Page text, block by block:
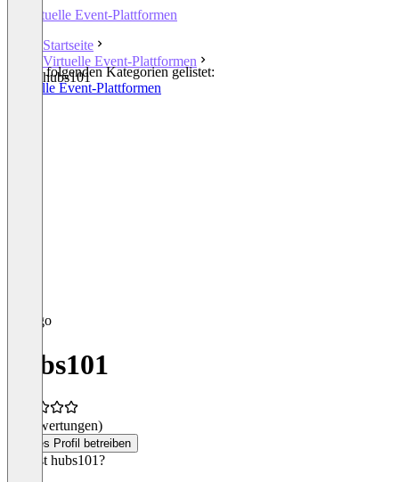
Virtuelle Event-Plattformen
Startseite
Virtuelle Event-Plattformen
hubs101
In den folgenden Kategorien gelistet:
Virtuelle Event-Plattformen
hubs101
(0 Bewertungen)
Dieses Profil betreiben
Was ist hubs101?